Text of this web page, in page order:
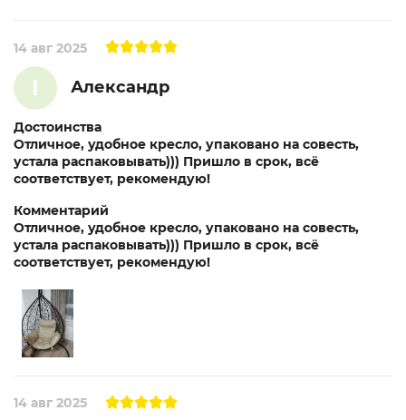
I Александр
14 авг 2025
Достоинства
Отличное, удобное кресло, упаковано на совесть,
устала распаковывать))) Пришло в срок, всё
соответствует, рекомендую!
Комментарий
Отличное, удобное кресло, упаковано на совесть,
устала распаковывать))) Пришло в срок, всё
соответствует, рекомендую!
14 авг 2025